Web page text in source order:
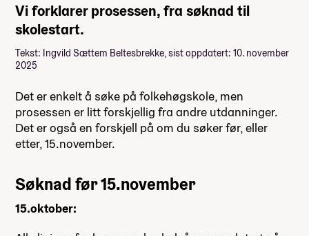
Vi forklarer prosessen, fra søknad til
skolestart.
Tekst: Ingvild Sættem Beltesbrekke, sist oppdatert: 10. november
2025
Det er enkelt å søke på folkehøgskole, men
prosessen er litt forskjellig fra andre utdanninger.
Det er også en forskjell på om du søker før, eller
etter, 15.november.
Søknad før 15.november
15.oktober: